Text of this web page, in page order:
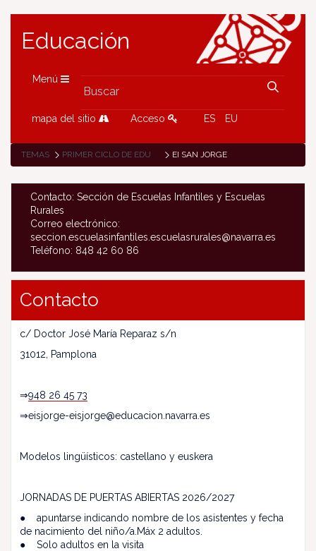
Educación
Menú
mapa del sitio Acceso ES EU
TEMAS PRIMER CICLO DE EDUCACIÓN INFANTIL (0-3 AÑOS) EI SAN JORGE
Contacto: Sección de Escuelas Infantiles y Escuelas
Rurales
Correo electrónico:
seccion.escuelasinfantiles.escuelasrurales@navarra.es
Teléfono: 848 42 60 86
Contacto
c/ Doctor José María Reparaz s/n
31012, Pamplona
⇒948 26 45 73
⇒eisjorge-eisjorge@educacion.navarra.es
Modelos lingüísticos: castellano y euskera
JORNADAS DE PUERTAS ABIERTAS 2026/2027
● apuntarse indicando nombre de los asistentes y fecha
de nacimiento del niño/a.Máx 2 adultos.
● Solo adultos en la visita